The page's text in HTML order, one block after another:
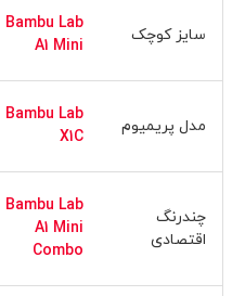
سایز کوچک
Bambu Lab
A1 Mini
مدل پریمیوم
Bambu Lab
X1C
چندرنگ
اقتصادی
Bambu Lab
A1 Mini
Combo